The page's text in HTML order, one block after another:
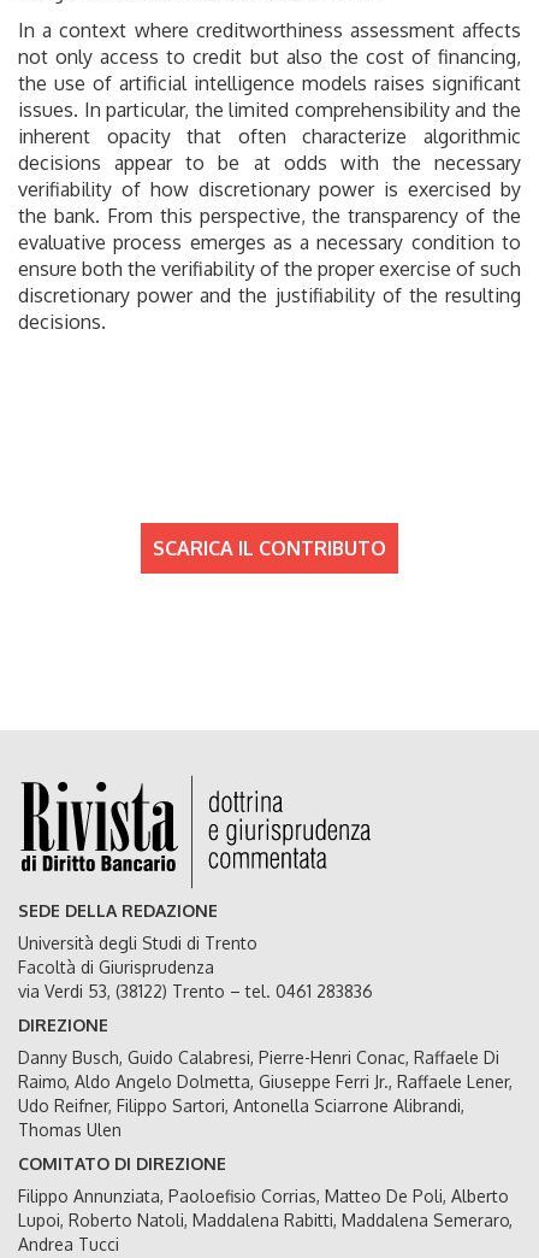
In a context where creditworthiness assessment affects
not only access to credit but also the cost of financing,
the use of artificial intelligence models raises significant
issues. In particular, the limited comprehensibility and the
inherent opacity that often characterize algorithmic
decisions appear to be at odds with the necessary
verifiability of how discretionary power is exercised by
the bank. From this perspective, the transparency of the
evaluative process emerges as a necessary condition to
ensure both the verifiability of the proper exercise of such
discretionary power and the justifiability of the resulting
decisions.
SCARICA IL CONTRIBUTO
SEDE DELLA REDAZIONE
Università degli Studi di Trento
Facoltà di Giurisprudenza
via Verdi 53, (38122) Trento – tel. 0461 283836
DIREZIONE
Danny Busch, Guido Calabresi, Pierre-Henri Conac, Raffaele Di
Raimo, Aldo Angelo Dolmetta, Giuseppe Ferri Jr., Raffaele Lener,
Udo Reifner, Filippo Sartori, Antonella Sciarrone Alibrandi,
Thomas Ulen
COMITATO DI DIREZIONE
Filippo Annunziata, Paoloefisio Corrias, Matteo De Poli, Alberto
Lupoi, Roberto Natoli, Maddalena Rabitti, Maddalena Semeraro,
Andrea Tucci